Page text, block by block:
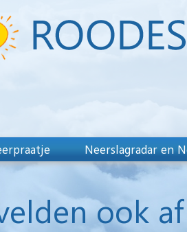
Neerslagradar en
ook